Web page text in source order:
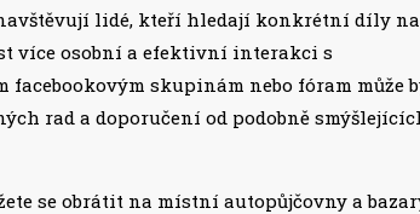
lidé, kteří hledají konkrétní díly na
více osobní a efektivní interakci s
skupinám nebo fóram může
rad a doporučení od podobně
se obrátit na místní autopůjčovny a